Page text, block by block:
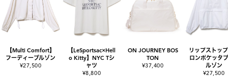
【Multi Comfort】
フーディーブルゾン
¥27,500
【LeSportsac×Hell
o Kitty】NYC Tシ
ャツ
¥8,800
ON JOURNEY BOS
TON
¥37,400
リップストッ
ロンポケッタ
ルゾン
¥27,500